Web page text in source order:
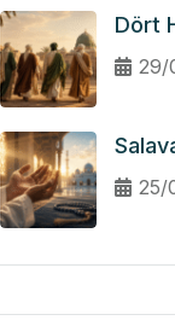
Dört
29/
25/